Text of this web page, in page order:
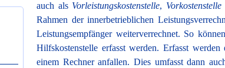
auch als Vorleistungskostenstelle, Vorkostenstelle
Rahmen der innerbetrieblichen
Leistungsempfänger weiterverrechnet. So
Hilfskostenstelle erfasst werden. Erfasst
einem Rechner anfallen. Dies umfasst dann